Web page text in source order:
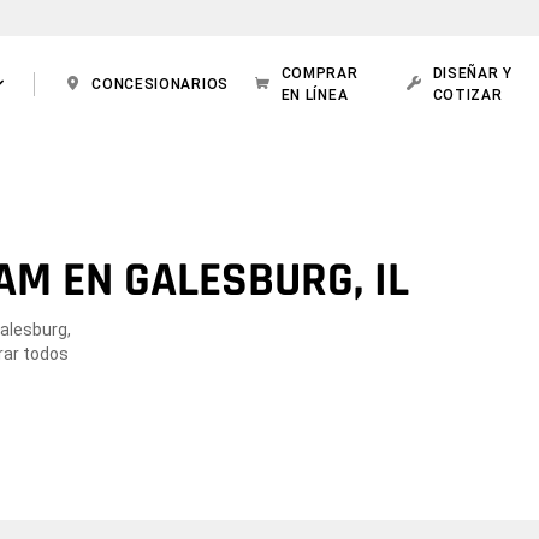
CONCESIONARIOS
COMPRAR
EN LÍNEA
DISEÑAR Y
COTIZAR
EN GALESBURG, IL
todos